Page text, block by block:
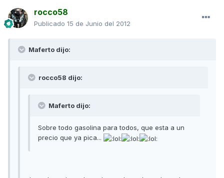
rocco58
Publicado 15 de Junio del 2012
Maferto dijo:
rocco58 dijo:
Maferto dijo:
Sobre todo gasolina para todos, que esta a un
precio que ya pica...